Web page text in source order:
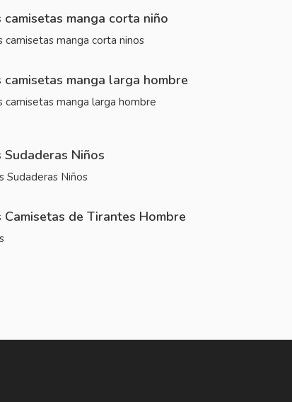
camisetas manga corta niño
camisetas manga larga hombre
Sudaderas Niños
Camisetas de Tirantes Hombre